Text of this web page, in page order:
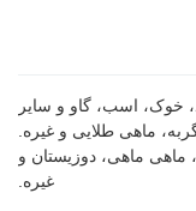
خوک، اسب، گاو و سایر
ماهی طلایی و غیره.
ماهی ماهی، دوزیستان و
غیره.